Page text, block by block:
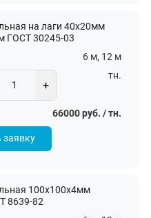
на лаги 40х20мм
ГОСТ 30245-03
6 м, 12 м
+
тн.
66000 руб. / тн.
заявку
100х100х4мм
8639-82